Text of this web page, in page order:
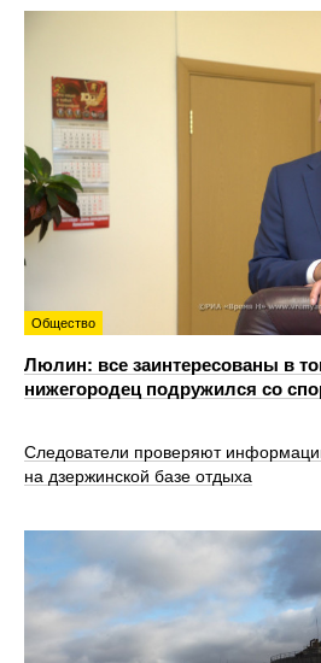
Общество
Люлин: все заинтересованы в
нижегородец подружился со
Следователи проверяют
на дзержинской базе отдыха